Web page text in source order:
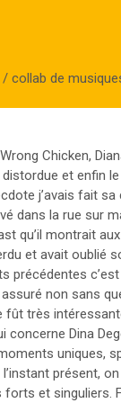
collab de
Chicken,
et enfin
j’avais fait
dans la rue sur
qu’il montrait
et avait oublié
précédentes
assuré non sans
fût très
concerne Dina
uniques,
présent,
et singuliers.